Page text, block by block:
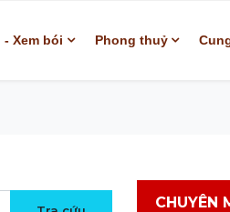
- Xem bói Phong thuỷ
CHUYÊN